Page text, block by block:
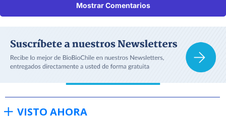
Mostrar Comentarios
VISTO AHORA